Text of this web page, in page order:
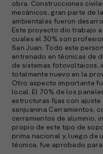
obra. Construcciones
mecánicos, gran parte de
ambientales fueron
Este proyecto dio trabajo a
cuales el 30% son
San Juan. Todo este
entrenado en técnicas de
de sistemas fotovoltaicos,
totalmente nuevo en la
Otro aspecto importante
local. El 70% de los
estructuras fijas con
sanjuanina Cerramientos,
cerramientos de aluminio,
propio de este tipo de
prima nacional y, luego de
técnica, fue aprobado